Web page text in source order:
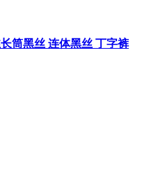
筒黑丝 连体黑丝 丁字裤